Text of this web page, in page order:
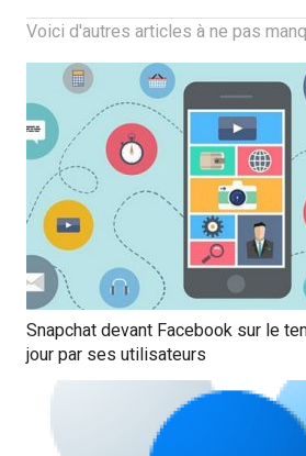
Voici d'autres articles à ne pas
Snapchat devant Facebook sur le
jour par ses utilisateurs